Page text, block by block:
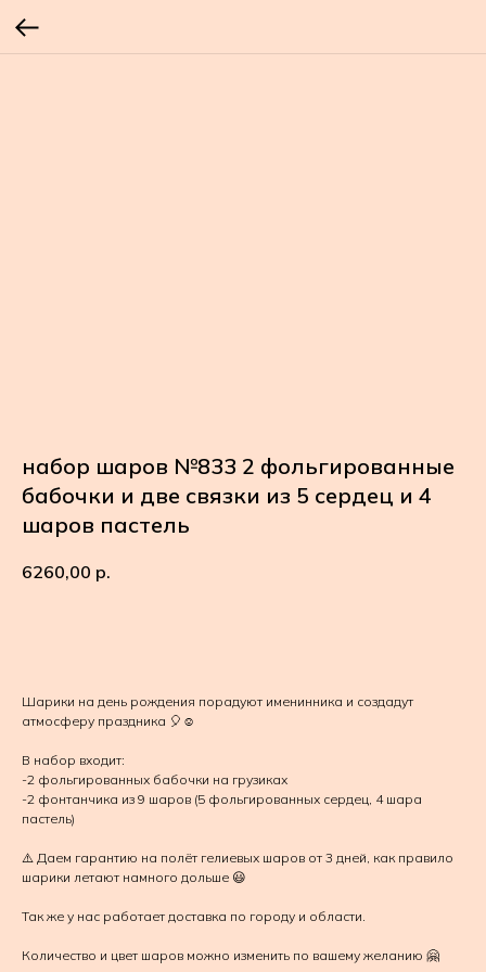
набор шаров №833 2 фольгированные
бабочки и две связки из 5 сердец и 4
шаров пастель
6260,00 р.
Шарики на день рождения порадуют именинника и создадут
атмосферу праздника 🎈☺️
В набор входит:
-2 фольгированных бабочки на грузиках
-2 фонтанчика из 9 шаров (5 фольгированных сердец, 4 шара
пастель)
⚠️ Даем гарантию на полёт гелиевых шаров от 3 дней, как правило
шарики летают намного дольше 😃
Так же у нас работает доставка по городу и области.
Количество и цвет шаров можно изменить по вашему желанию 🤗